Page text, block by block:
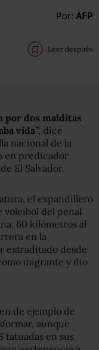
Por: AFP
Leer después
por dos malditas
vida”, dice
nacional de la
en predicador
El Salvador.
el expandillero
voleibol del penal
60 kilómetros al
en la
extraditado desde
migrante y dio
de ejemplo de
aunque
tatuadas en sus